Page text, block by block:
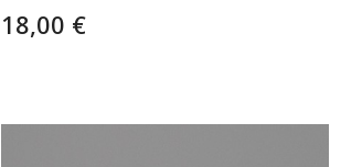
18,00 €